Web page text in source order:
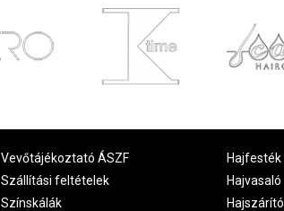
Vevőtájékoztató ÁSZF
Szállítási feltételek
Színskálák
Hajfesték
Hajvasaló
Hajszárító